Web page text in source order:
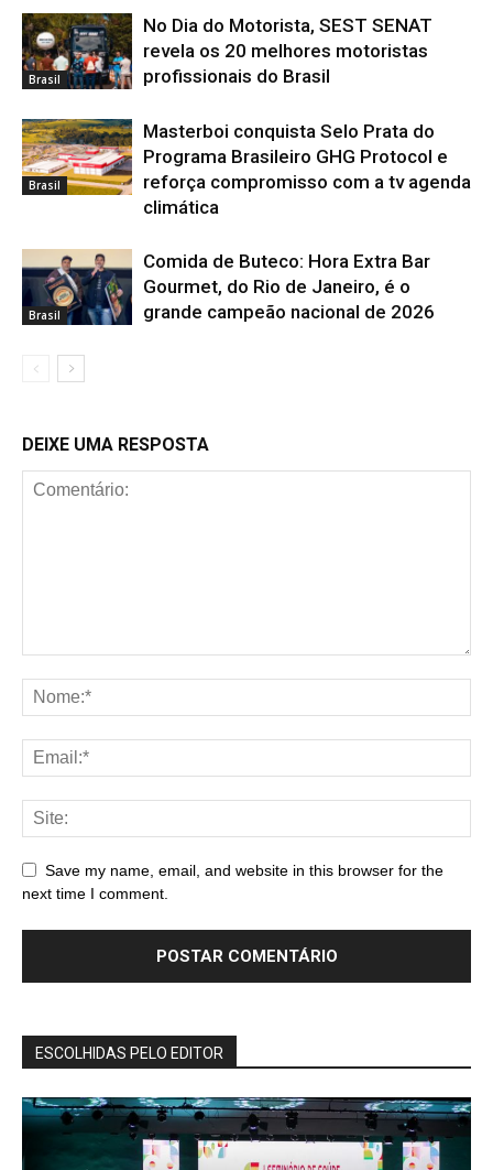
Brasil
No Dia do Motorista, SEST SENAT
revela os 20 melhores motoristas
profissionais do Brasil
Brasil
Masterboi conquista Selo Prata do
Programa Brasileiro GHG Protocol e
reforça compromisso com a tv agenda
climática
Brasil
Comida de Buteco: Hora Extra Bar
Gourmet, do Rio de Janeiro, é o
grande campeão nacional de 2026
DEIXE UMA RESPOSTA
Save my name, email, and website in this browser for the
next time I comment.
ESCOLHIDAS PELO EDITOR